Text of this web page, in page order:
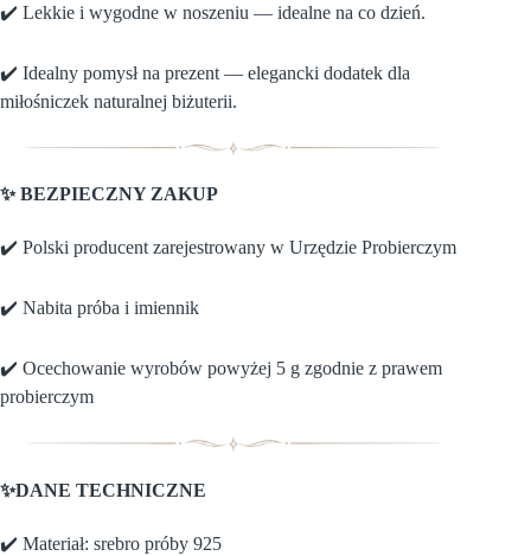
✔️ Lekkie i wygodne w noszeniu — idealne na co dzień.
✔️ Idealny pomysł na prezent — elegancki dodatek dla
miłośniczek naturalnej biżuterii.
✨ BEZPIECZNY ZAKUP
✔️ Polski producent zarejestrowany w Urzędzie Probierczym
✔️ Nabita próba i imiennik
✔️ Ocechowanie wyrobów powyżej 5 g zgodnie z prawem
probierczym
✨DANE TECHNICZNE
✔️ Materiał: srebro próby 925